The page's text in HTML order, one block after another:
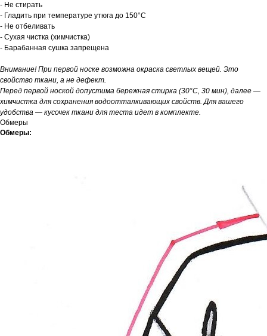
- Не стирать
- Гладить при температуре утюга до 150°C
- Не отбеливать
- Сухая чистка (химчистка)
- Барабанная сушка запрещена
Внимание! При первой носке возможна окраска светлых вещей. Это
свойство ткани, а не дефект.
Перед первой ноской допустима бережная стирка (30°С, 30 мин), далее —
химчистка для сохранения водоотталкивающих свойств. Для вашего
удобства — кусочек ткани для теста идет в комплекте.
Обмеры
Обмеры: